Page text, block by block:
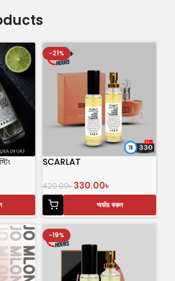
-21%
SCARLAT
420.00৳330.00৳
অর্ডার করুন
-19%